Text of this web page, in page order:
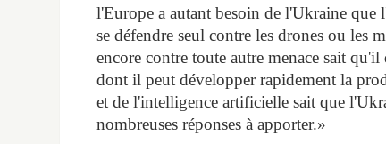
l'Europe a autant besoin de l'Ukraine
se défendre seul contre les drones ou les
encore contre toute autre menace sait
dont il peut développer rapidement la
et de l'intelligence artificielle sait que
nombreuses réponses à apporter.»